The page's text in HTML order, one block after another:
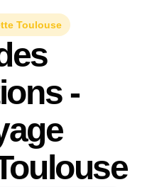
Toulouse
-